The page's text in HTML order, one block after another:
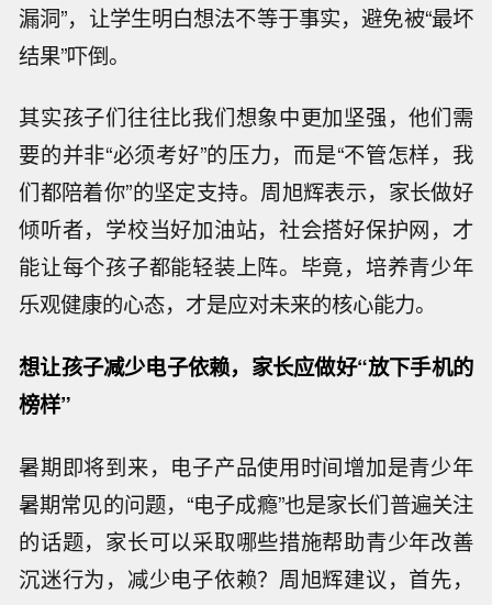
漏洞”，让学生明白想法不等于事实，避免被“最坏
结果”吓倒。
其实孩子们往往比我们想象中更加坚强，他们需
要的并非“必须考好”的压力，而是“不管怎样，我
们都陪着你”的坚定支持。周旭辉表示，家长做好
倾听者，学校当好加油站，社会搭好保护网，才
能让每个孩子都能轻装上阵。毕竟，培养青少年
乐观健康的心态，才是应对未来的核心能力。
想让孩子减少电子依赖，家长应做好“放下手机的
榜样”
暑期即将到来，电子产品使用时间增加是青少年
暑期常见的问题，“电子成瘾”也是家长们普遍关注
的话题，家长可以采取哪些措施帮助青少年改善
沉迷行为，减少电子依赖？周旭辉建议，首先，